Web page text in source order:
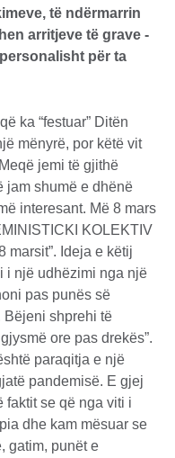
të ndërmarrin
arritjeve të grave -
për ta
ka “festuar” Ditën
mënyrë, por këtë vit
jemi të gjithë
jam shumë e dhënë
interesant. Më 8 mars
KOLEKTIV
marsit”. Ideja e këtij
i një udhëzimi nga një
pas punës së
Bëjeni shprehi të
ore pas drekës”.
paraqitja e një
pandemisë. E gjej
faktit se që nga viti i
dhe kam mësuar se
gatim, punët e